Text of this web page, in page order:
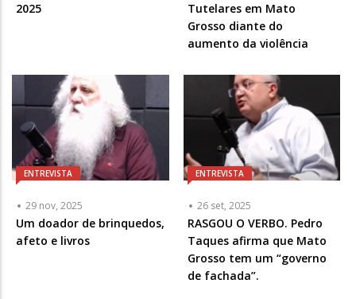
2025
Tutelares em Mato
Grosso diante do
aumento da violência
ENTREVISTA
29 nov, 2025
Um doador de brinquedos,
afeto e livros
ENTREVISTA
26 set, 2025
RASGOU O VERBO. Pedro
Taques afirma que Mato
Grosso tem um “governo
de fachada”.